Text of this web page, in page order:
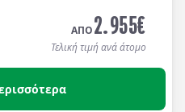
. Διαμονή σε
ΑΠΟ2.955€
Τελική τιμή ανά άτομο